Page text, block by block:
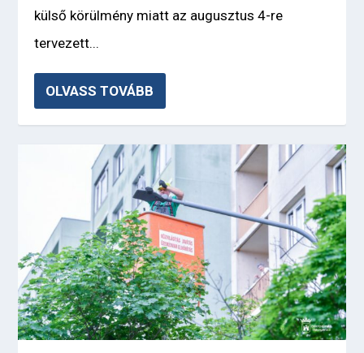
külső körülmény miatt az augusztus 4-re
tervezett...
OLVASS TOVÁBB